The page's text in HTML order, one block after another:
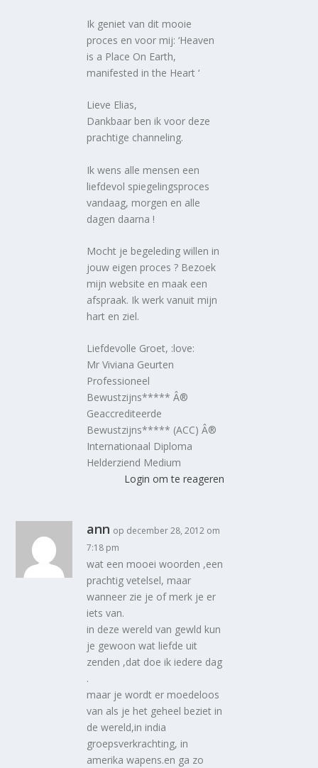
Ik geniet van dit mooie
proces en voor mij: ‘Heaven
is a Place On Earth,
manifested in the Heart ‘
Lieve Elias,
Dankbaar ben ik voor deze
prachtige channeling.
Ik wens alle mensen een
liefdevol spiegelingsproces
vandaag, morgen en alle
dagen daarna !
Mocht je begeleding willen in
jouw eigen proces ? Bezoek
mijn website en maak een
afspraak. Ik werk vanuit mijn
hart en ziel.
Liefdevolle Groet, :love:
Mr Viviana Geurten
Professioneel
Bewustzijns***** Â®
Geaccrediteerde
Bewustzijns***** (ACC) Â®
Internationaal Diploma
Helderziend Medium
Login om te reageren
ann op december 28, 2012 om
7:18 pm
wat een mooei woorden ,een
prachtig vetelsel, maar
wanneer zie je of merk je er
iets van.
in deze wereld van gewld kun
je gewoon wat liefde uit
zenden ,dat doe ik iedere dag
.
maar je wordt er moedeloos
van als je het geheel beziet in
de wereld,in india
groepsverkrachting, in
amerika wapens.en ga zo